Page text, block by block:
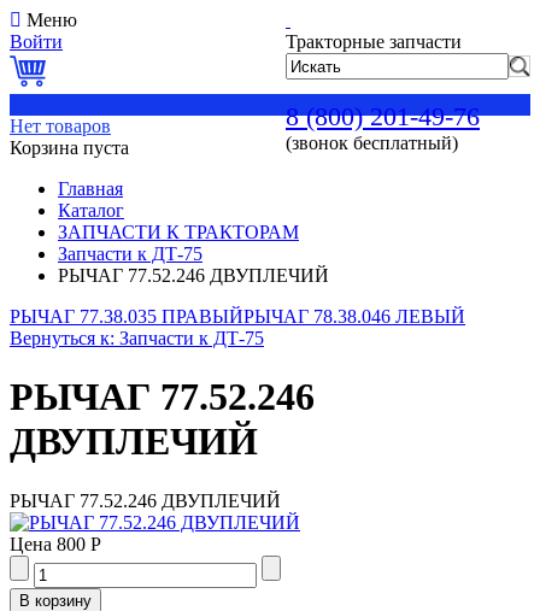
Тракторные запчасти
8 (800) 201-49-76
(звонок бесплатный)
Меню
Войти
Нет товаров
Корзина пуста
Главная
Каталог
ЗАПЧАСТИ К ТРАКТОРАМ
Запчасти к ДТ-75
РЫЧАГ 77.52.246 ДВУПЛЕЧИЙ
РЫЧАГ 77.38.035 ПРАВЫЙРЫЧАГ 78.38.046 ЛЕВЫЙ
Вернуться к: Запчасти к ДТ-75
РЫЧАГ 77.52.246
ДВУПЛЕЧИЙ
РЫЧАГ 77.52.246 ДВУПЛЕЧИЙ
Цена 800 Р